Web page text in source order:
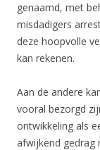
genaamd, met
misdadigers
deze hoopvolle
kan rekenen.
Aan de andere
vooral bezorgd
ontwikkeling als
afwijkend gedrag